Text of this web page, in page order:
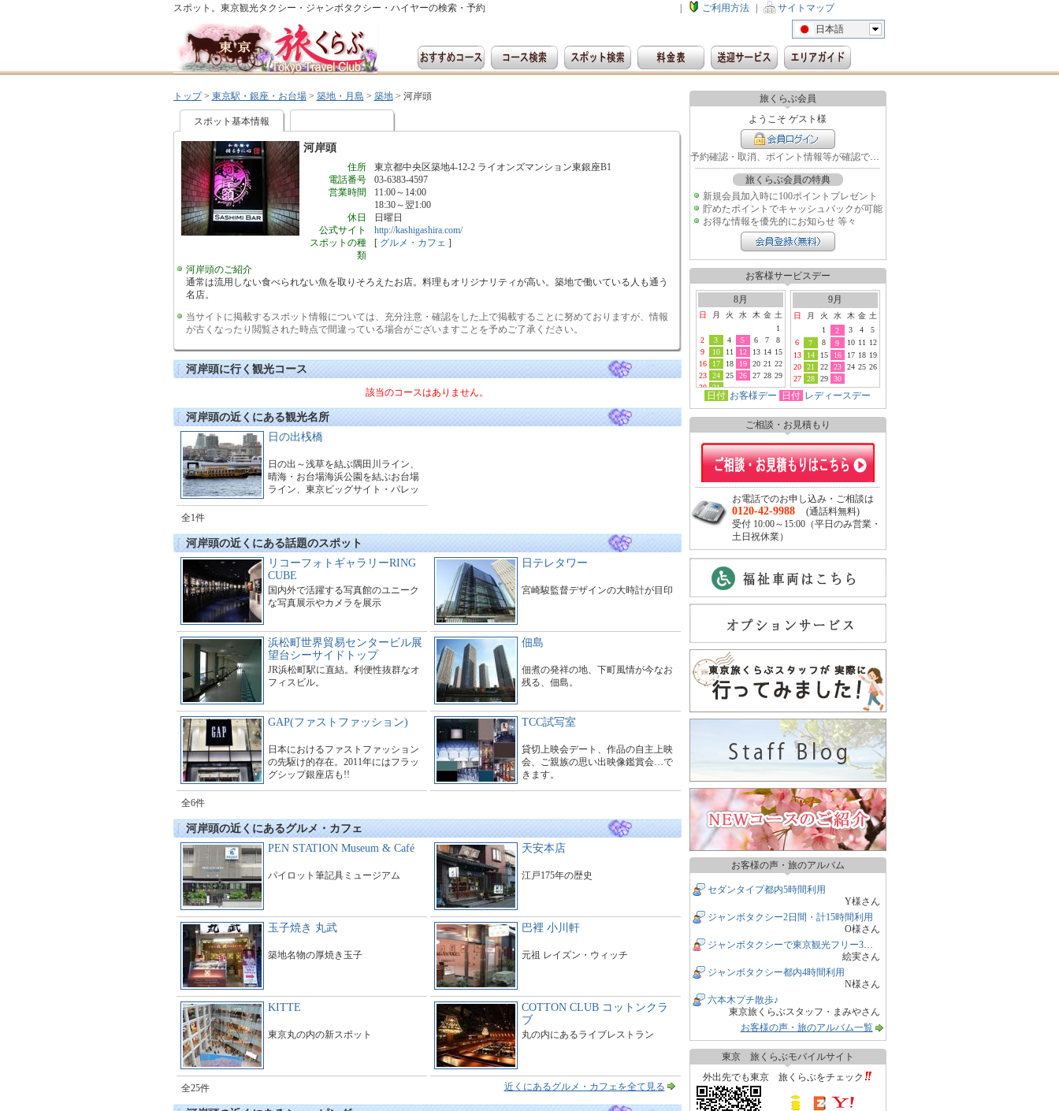
スポット。東京観光タクシー・ジャンボタクシー・ハイヤーの検索・予約 ご利用方法
サイトマップ
日本語
トップ> 東京駅・銀座・お台場> 築地・月島 > 築地> 河岸頭
スポット基本情報
河岸頭
住所
東京都中央区築地4-12-2 ライオンズマンション東銀座B1
電話番号
03-6383-4597
営業時間
11:00～14:00
18:30～翌1:00
休日
日曜日
公式サイト
http://kashigashira.com/
スポットの種
類
[ グルメ・カフェ ]
河岸頭のご紹介
通常は流用しない食べられない魚を取りそろえたお店。料理もオリジナリティが高い。築地で働いている人も通う
名店。
当サイトに掲載するスポット情報については、充分注意・確認をした上で掲載することに努めておりますが、情報
が古くなったり閲覧された時点で間違っている場合がございますことを予めご了承ください。
河岸頭に行く観光コース
該当のコースはありません。
河岸頭の近くにある観光名所
日の出桟橋
日の出～浅草を結ぶ隅田川ライン、
晴海・お台場海浜公園を結ぶお台場
ライン、東京ビッグサイト・パレッ
全1件
河岸頭の近くにある話題のスポット
リコーフォトギャラリーRING
CUBE
国内外で活躍する写真館のユニーク
な写真展示やカメラを展示
日テレタワー
宮崎駿監督デザインの大時計が目印
浜松町世界貿易センタービル展
望台シーサイドトップ
JR浜松町駅に直結。利便性抜群なオ
フィスビル。
佃島
佃煮の発祥の地、下町風情が今なお
残る、佃島。
GAP(ファストファッション)
日本におけるファストファッション
の先駆け的存在。2011年にはフラッ
グシップ銀座店も!!
TCC試写室
貸切上映会デート、作品の自主上映
会、ご親族の思い出映像鑑賞会…で
きます。
全6件
河岸頭の近くにあるグルメ・カフェ
PEN STATION Museum & Café
パイロット筆記具ミュージアム
天安本店
江戸175年の歴史
玉子焼き 丸武
築地名物の厚焼き玉子
巴裡 小川軒
元祖 レイズン・ウィッチ
KITTE
東京丸の内の新スポット
COTTON CLUB コットンクラ
ブ
丸の内にあるライブレストラン
全25件 近くにあるグルメ・カフェを全て見る
旅くらぶ会員
ようこそ ゲスト様
予約確認・取消、ポイント情報等が確認できます
旅くらぶ会員の特典
新規会員加入時に100ポイントプレゼント
貯めたポイントでキャッシュバックが可能
お得な情報を優先的にお知らせ 等々
お客様サービスデー
8月
日 月 火 水 木 金 土
1
2
3 4 5 6 7
8
9
10 11 12 13 14 15
16
17 18 19 20 21 22
23
24 25 26 27 28 29
30
31
9月
日 月 火 水 木 金 土
1
2 3 4
5
6
7 8 9 10 11
12
13
14 15 16 17 18 19
20
21 22 23 24 25 26
27
28 29 30
日付 お客様デー 日付 レディースデー
ご相談・お見積もり
お電話でのお申し込み・ご相談は
0120-42-9988 (通話料無料)
受付 10:00～15:00（平日のみ営業・
土日祝休業）
お客様の声・旅のアルバム
セダンタイプ都内5時間利用
Y様さん
ジャンボタクシー2日間・計15時間利用
O様さん
ジャンボタクシーで東京観光フリー3時間
絵実さん
ジャンボタクシー都内4時間利用
N様さん
六本木プチ散歩♪
東京旅くらぶスタッフ・まみやさん
お客様の声・旅のアルバム一覧
東京 旅くらぶモバイルサイト
外出先でも東京 旅くらぶをチェック